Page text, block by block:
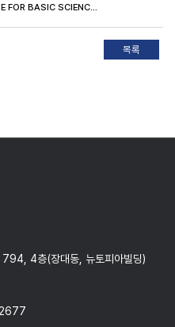
4층(장대동, 뉴토피아빌딩)